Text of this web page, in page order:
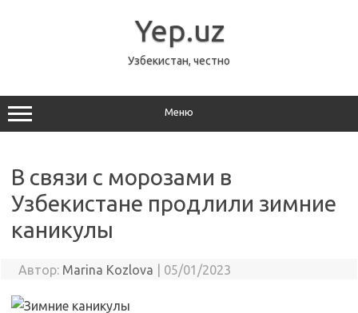
Yep.uz
Узбекистан, честно
Меню
В связи с морозами в
Узбекистане продлили зимние
каникулы
Автор: Marina Kozlova 05/01/2023